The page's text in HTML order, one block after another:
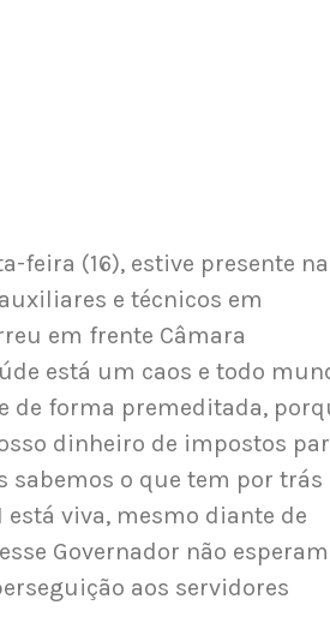
feira (16), estive presente na
e técnicos em
em frente Câmara
está um caos e todo
de forma premeditada,
dinheiro de impostos
sabemos o que tem por trás
está viva, mesmo diante de
Governador não
aos servidores